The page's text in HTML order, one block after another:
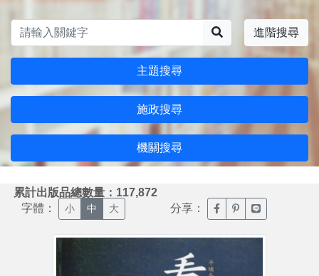
進階搜尋
主題搜尋
施政搜尋
機關搜尋
累計出版品總數量：117,872
字體： 小 中 大 分享： 臉書分享(另開新視窗)
噗浪分享(另開新
Line分享(另